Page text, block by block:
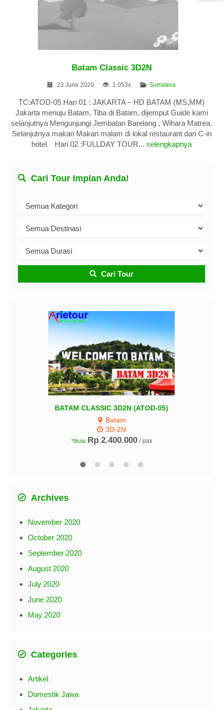
Batam Classic 3D2N
23 June 2020 1.053x Sumatera
TC:ATOD-05 Hari 01 : JAKARTA – HD BATAM (MS,MM)
Jakarta menuju Batam, Tiba di Batam, dijemput Guide kami
selanjutnya Mengunjungi Jembatan Barelang , Wihara Matrea.
Selanjutnya makan Makan malam di lokal restaurant dan C-in
hotel. Hari 02 :FULLDAY TOUR... selengkapnya
Cari Tour Impian Anda!
Cari Tour
MPB...
Medan
Rp 4.470.000 / pax
Archives
November 2020
October 2020
September 2020
August 2020
July 2020
June 2020
May 2020
Categories
Artikel
Domestik Jawa